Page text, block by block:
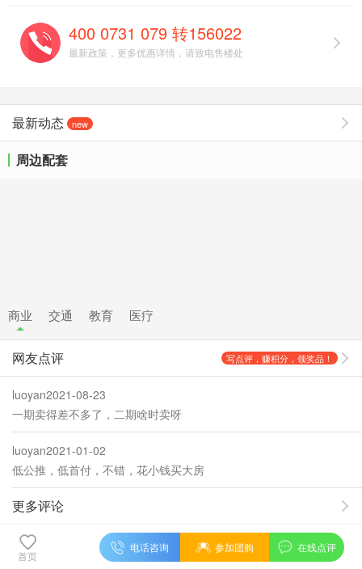
400 0731 079 转156022
最新政策，更多优惠详情，请致电售楼处
最新动态 new
周边配套
商业 交通 教育 医疗
网友点评 写点评，赚积分，领奖品！
luoyan2021-08-23
一期卖得差不多了，二期啥时卖呀
luoyan2021-01-02
低公推，低首付，不错，花小钱买大房
更多评论
首页
电话咨询 参加团购 在线点评